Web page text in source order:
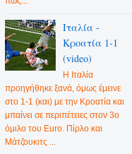
Ιταλία -
Κροατία 1-1
(video)
Η Ιταλία
προηγήθηκε ξανά, όμως έμεινε
στο 1-1 (και) με την Κροατία και
μπαίνει σε περιπέτειες στον 3ο
όμιλο του Euro. Πίρλο και
Μάτζουκιτς ...